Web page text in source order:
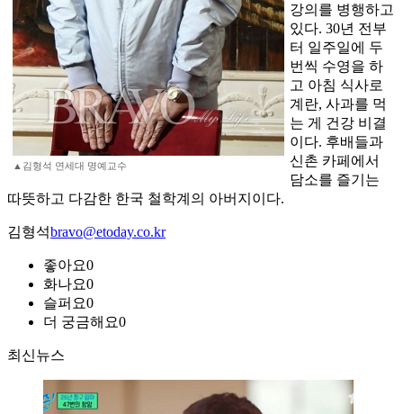
▲김형석 연세대 명예교수
강의를 병행하고
있다. 30년 전부
터 일주일에 두
번씩 수영을 하
고 아침 식사로
계란, 사과를 먹
는 게 건강 비결
이다. 후배들과
신촌 카페에서
담소를 즐기는
따뜻하고 다감한 한국 철학계의 아버지이다.
김형석bravo@etoday.co.kr
좋아요0
화나요0
슬퍼요0
더 궁금해요0
최신뉴스